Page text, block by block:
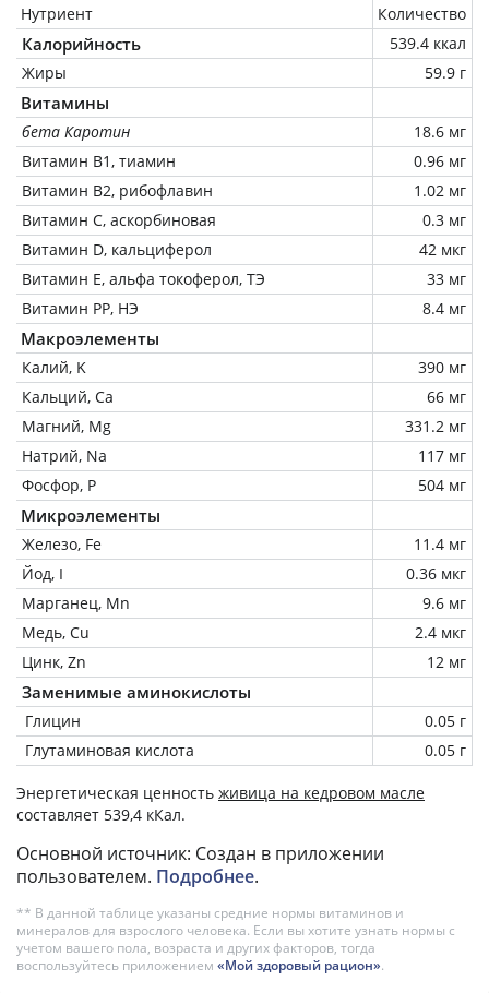
Нутриент
Количество
Калорийность
539.4 ккал
Жиры
59.9 г
Витамины
бета Каротин
18.6 мг
Витамин В1, тиамин
0.96 мг
Витамин В2, рибофлавин
1.02 мг
Витамин C, аскорбиновая
0.3 мг
Витамин D, кальциферол
42 мкг
Витамин Е, альфа токоферол, ТЭ
33 мг
Витамин РР, НЭ
8.4 мг
Макроэлементы
Калий, K
390 мг
Кальций, Ca
66 мг
Магний, Mg
331.2 мг
Натрий, Na
117 мг
Фосфор, P
504 мг
Микроэлементы
Железо, Fe
11.4 мг
Йод, I
0.36 мкг
Марганец, Mn
9.6 мг
Медь, Cu
2.4 мкг
Цинк, Zn
12 мг
Заменимые аминокислоты
Глицин
0.05 г
Глутаминовая кислота
0.05 г
Энергетическая ценность живица на кедровом масле
составляет 539,4 кКал.
Основной источник: Создан в приложении
пользователем. Подробнее.
** В данной таблице указаны средние нормы витаминов и
минералов для взрослого человека. Если вы хотите узнать нормы с
учетом вашего пола, возраста и других факторов, тогда
воспользуйтесь приложением «Мой здоровый рацион».